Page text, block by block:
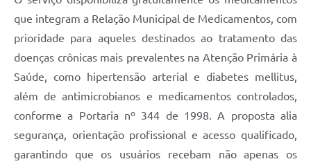
que integram a Relação Municipal de Medicamentos, com
prioridade para aqueles destinados ao tratamento das
doenças crônicas mais prevalentes na Atenção Primária à
Saúde, como hipertensão arterial e diabetes mellitus,
além de antimicrobianos e medicamentos controlados,
conforme a Portaria nº 344 de 1998. A proposta alia
segurança, orientação profissional e acesso qualificado,
garantindo que os usuários recebam não apenas os